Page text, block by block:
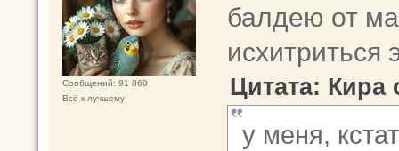
Сообщений: 91 860
Всё к лучшему
балдею от
исхитриться
Цитата: Кира
у меня,